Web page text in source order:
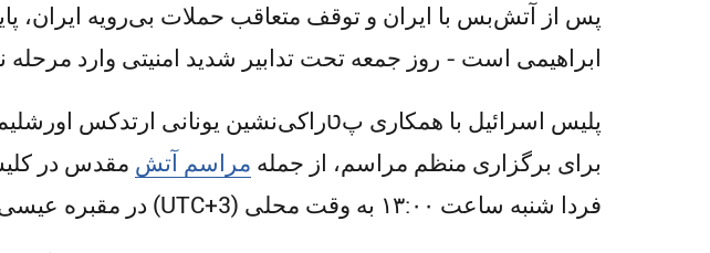
پس از آتش‌بس با ایران و توقف متعاقب حملات بی‌رویه ایران،
ابراهیمی است - روز جمعه تحت تدابیر شدید امنیتی وارد مرحله
پلیس اسرائیل با همکاری پטراکی‌نشین یونانی ارتدکس
برای برگزاری منظم مراسم، از جمله مراسم آتش مقدس در
فردا شنبه ساعت ۱۳:۰۰ به وقت محلی (UTC+3) در مقبره عیسی در داخل کلیسا برگزار خواهد شد.